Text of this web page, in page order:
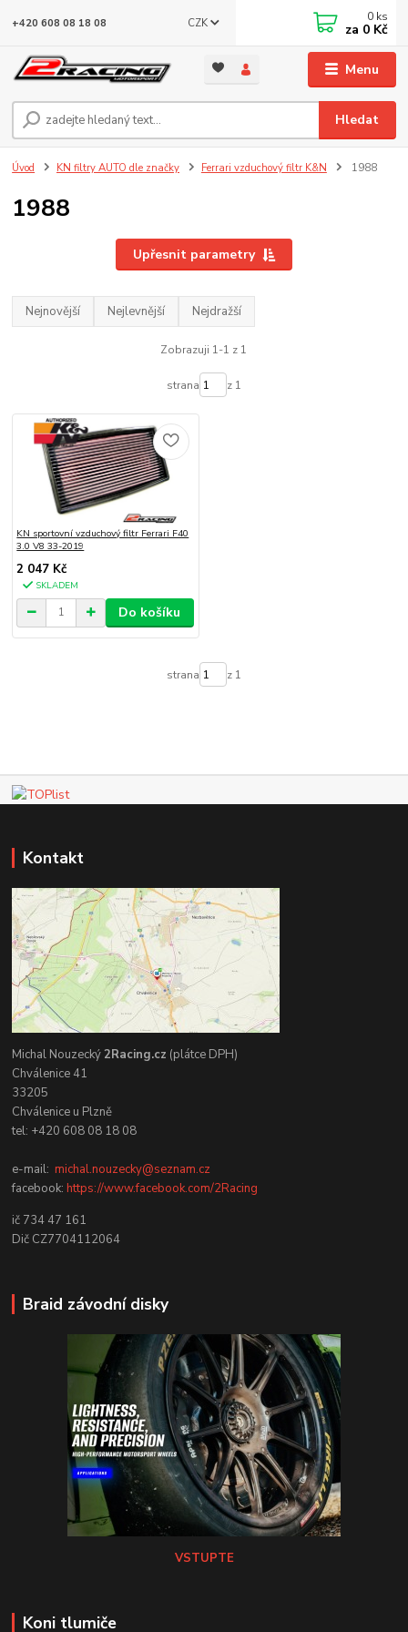
Menu
CZK
Hledat
+420 608 08 18 08 0 ks
za 0 Kč
Úvod KN filtry AUTO dle značky Ferrari vzduchový filtr K&N 1988
1988
Upřesnit parametry
Nejnovější Nejlevnější Nejdražší
Zobrazuji 1-1 z 1
strana z 1
KN sportovní vzduchový filtr Ferrari F40
3.0 V8 33-2019
2 047 Kč
SKLADEM
Do košíku
strana z 1
Kontakt
Michal Nouzecký2Racing.cz (plátce DPH)
Chválenice 41
33205
Chválenice u Plzně
tel: +420 608 08 18 08
e-mail:michal.nouzecky@seznam.cz
facebook:https://www.facebook.com/2Racing
ič 734 47 161
Dič CZ7704112064
Braid závodní disky
VSTUPTE
Koni tlumiče